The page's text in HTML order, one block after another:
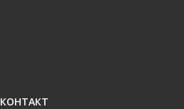
КОНТАКТ